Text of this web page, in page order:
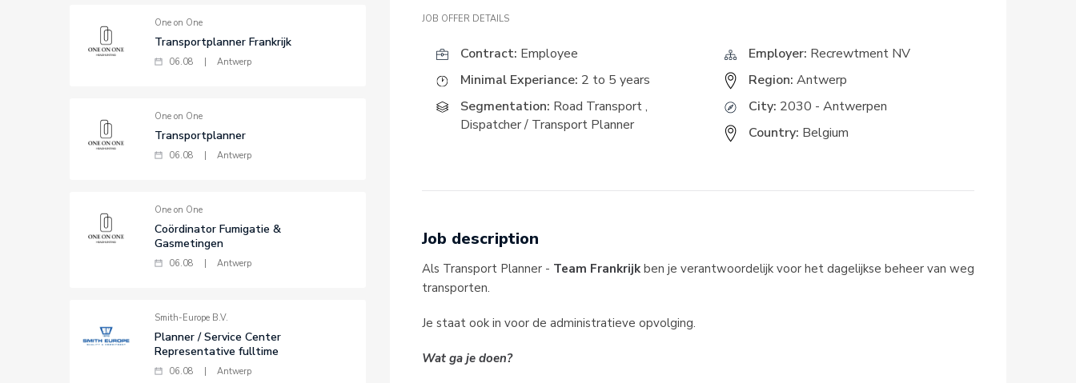
One on One
Transportplanner Frankrijk
06.08 Antwerp
One on One
Transportplanner
06.08 Antwerp
One on One
Coördinator Fumigatie &
Gasmetingen
06.08 Antwerp
Smith-Europe B.V.
Planner / Service Center
Representative fulltime
06.08 Antwerp
JOB OFFER DETAILS
Contract: Employee
Minimal Experiance: 2 to 5 years
Segmentation: Road Transport,
Dispatcher / Transport Planner
Employer: Recrewtment NV
Region: Antwerp
City: 2030 - Antwerpen
Country: Belgium
Job description
Als Transport Planner - Team Frankrijkben je verantwoordelijk voor het dagelijkse beheer van weg
transporten.
Je staat ook in voor de administratieve opvolging.
Wat ga je doen?